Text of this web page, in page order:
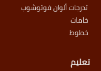
تدرجات ألوان فوتوشوب
خامات
خطوط
تعليم